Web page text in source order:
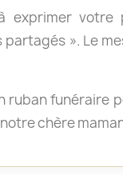
exprimer
». Le
ruban funéraire
chère